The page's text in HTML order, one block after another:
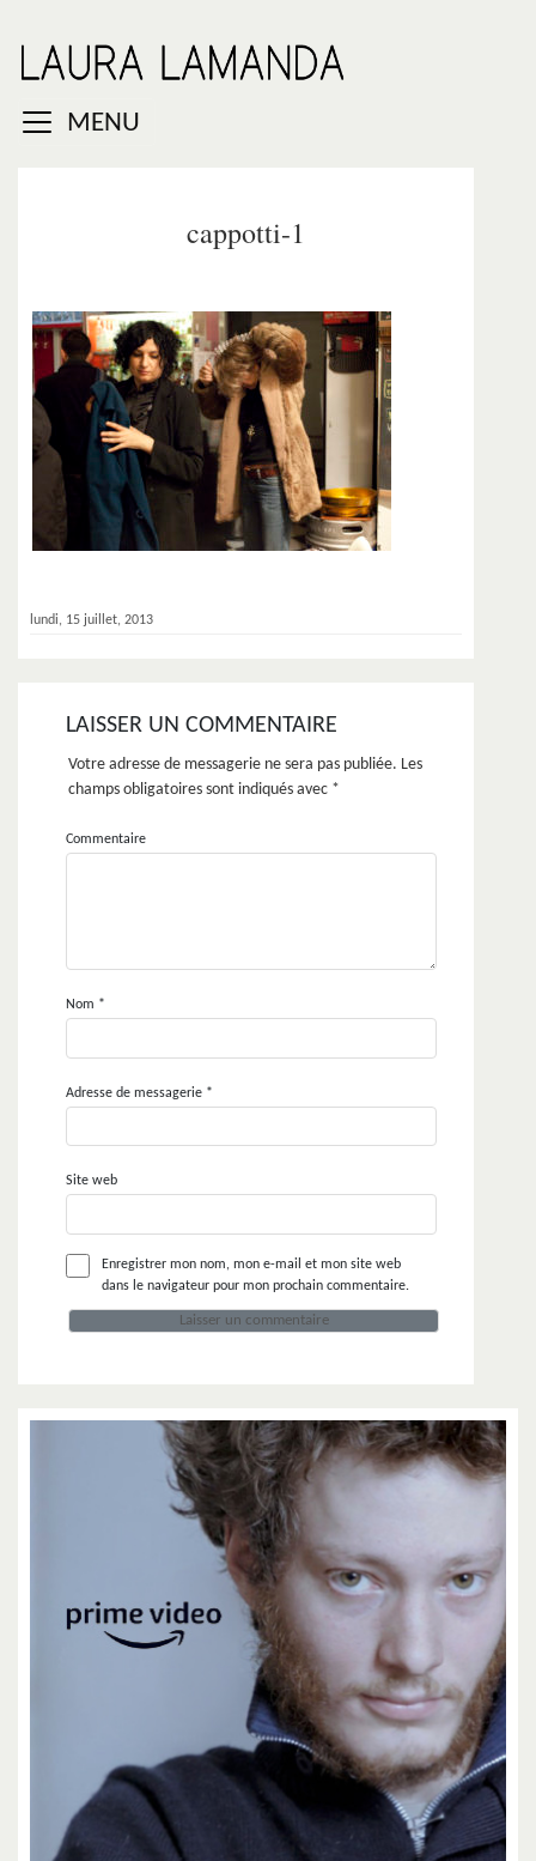
MENU
cappotti-1
lundi, 15 juillet, 2013
LAISSER UN COMMENTAIRE
Votre adresse de messagerie ne sera pas publiée. Les
champs obligatoires sont indiqués avec *
Commentaire
Nom *
Adresse de messagerie *
Site web
Enregistrer mon nom, mon e-mail et mon site web
dans le navigateur pour mon prochain commentaire.